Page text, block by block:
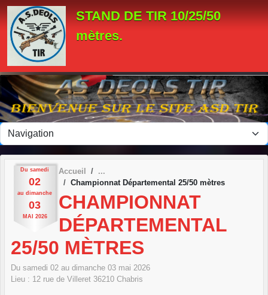
STAND DE TIR 10/25/50
mètres.
Du samedi
02
au dimanche
03
MAI 2026
Accueil
Championnat Départemental 25/50 mètres
CHAMPIONNAT
DÉPARTEMENTAL
25/50 MÈTRES
Du samedi 02 au dimanche 03 mai 2026
Lieu : 12 rue de Villeret 36210 Chabris
Panneau de gestion des cookies